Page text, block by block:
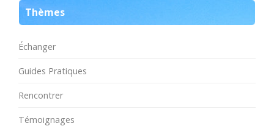
Thèmes
Échanger
Guides Pratiques
Rencontrer
Témoignages